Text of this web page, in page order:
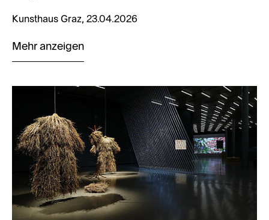
Kunsthaus Graz, 23.04.2026
Mehr anzeigen